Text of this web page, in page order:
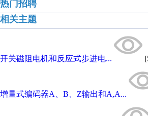
热门招聘
相关主题
开关磁阻电机和反应式步进电...
增量式编码器A、B、Z输出和A,A...